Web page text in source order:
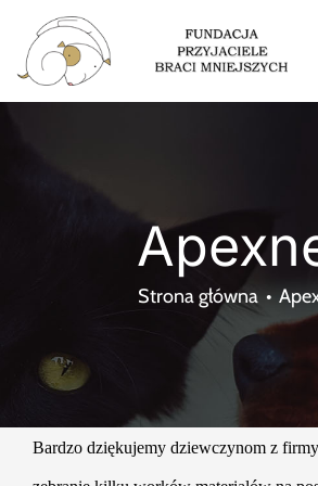
Przejdź
zawartości
Wsparcie
Kontakt
Strona główna
Bardzo dziękujemy dziewczynom z firmy